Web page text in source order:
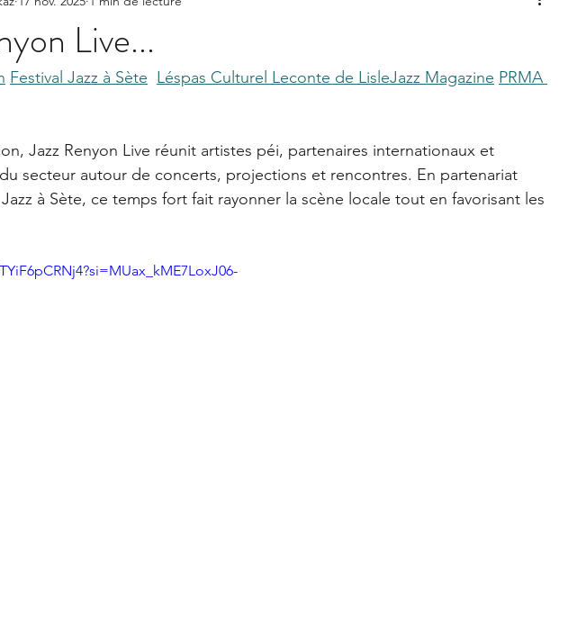
Live...
Festival Jazz à Sète Léspas Culturel Leconte de LisleJazz Magazine PRMA
Jazz Renyon Live réunit artistes péi, partenaires internationaux et
secteur autour de concerts, projections et rencontres. En partenariat
à Sète, ce temps fort fait rayonner la scène locale tout en favorisant les